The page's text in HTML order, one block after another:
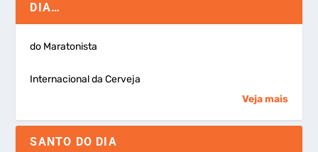
DIA…
do Maratonista
Internacional da Cerveja
Veja mais
SANTO DO DIA